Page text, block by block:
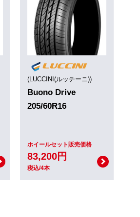
(LUCCINI(ルッチーニ))
Buono Drive
205/60R16
ホイールセット販売価格
83,200円
税込/4本